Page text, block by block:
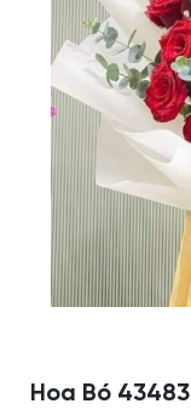
Hoa Bó 43483